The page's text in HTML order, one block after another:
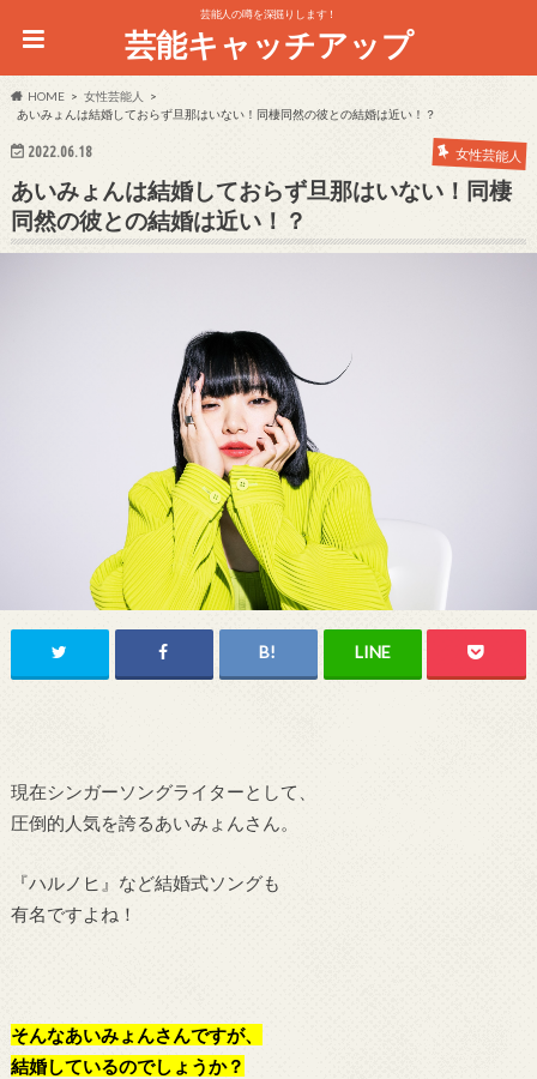
芸能人の噂を深掘りします！
芸能キャッチアップ
HOME
女性芸能人
あいみょんは結婚しておらず旦那はいない！同棲同然の彼との結婚は近い！？
2022.06.18 女性芸能人
あいみょんは結婚しておらず旦那はいない！同棲
同然の彼との結婚は近い！？
現在シンガーソングライターとして、
圧倒的人気を誇るあいみょんさん。
『ハルノヒ』など結婚式ソングも
有名ですよね！
そんなあいみょんさんですが、
結婚しているのでしょうか？